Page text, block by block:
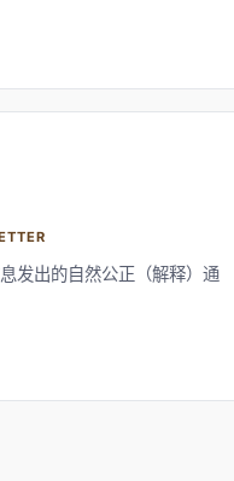
发出的自然公正（解释）通